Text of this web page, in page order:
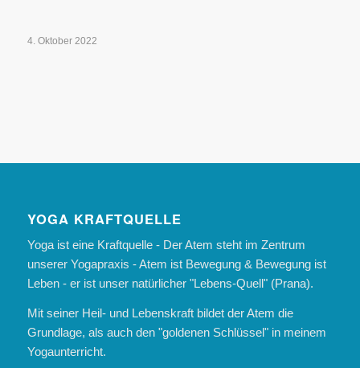
4. Oktober 2022
YOGA KRAFTQUELLE
Yoga ist eine Kraftquelle - Der Atem steht im Zentrum
unserer Yogapraxis - Atem ist Bewegung & Bewegung ist
Leben - er ist unser natürlicher "Lebens-Quell" (Prana).
Mit seiner Heil- und Lebenskraft bildet der Atem die
Grundlage, als auch den "goldenen Schlüssel" in meinem
Yogaunterricht.